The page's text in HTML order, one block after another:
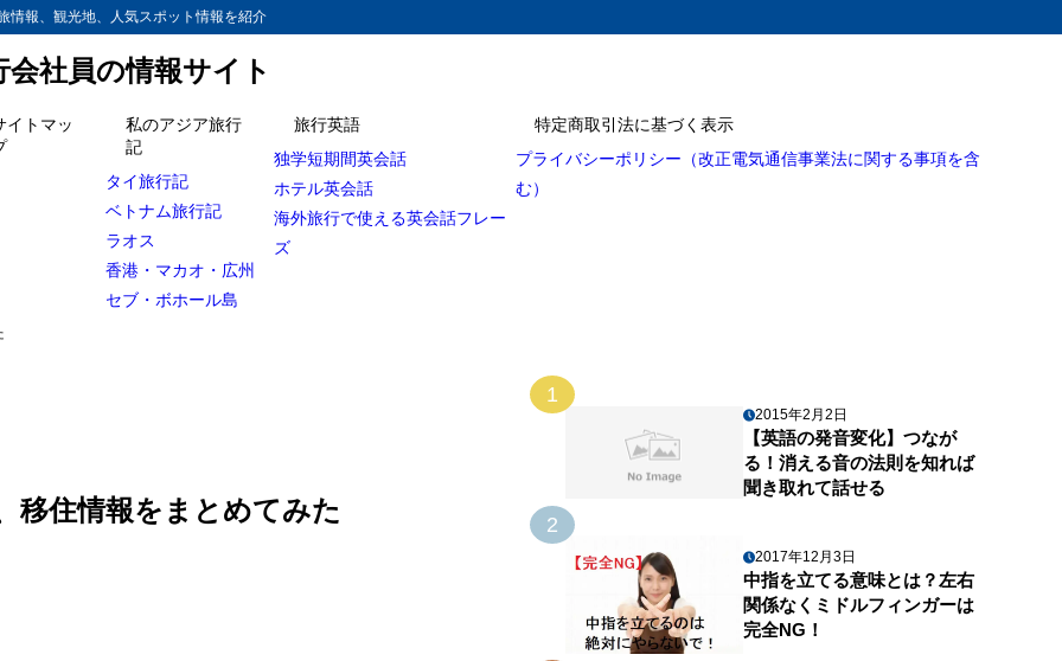
情報、観光地、人気スポット情報を紹介
会社員の情報サイト
イトマッ
私のアジア旅行
記
タイ旅行記
ベトナム旅行記
ラオス
香港・マカオ・広州
セブ・ボホール島
旅行英語
独学短期間英会話
ホテル英会話
海外旅行で使える英会話フレー
ズ
特定商取引法に基づく表示
プライバシーポリシー（改正電気通信事業法に関する事項を含
む）
移住情報をまとめてみた
1
2015年2月2日
【英語の発音変化】つなが
る！消える音の法則を知れば
聞き取れて話せる
2
2017年12月3日
中指を立てる意味とは？左右
関係なくミドルフィンガーは
完全NG！
の石井エリさんの場合
住の廣瀬さんの場合
ン 田中さんの場合
住したい！モニタリング ドッキリ！
ラカノン